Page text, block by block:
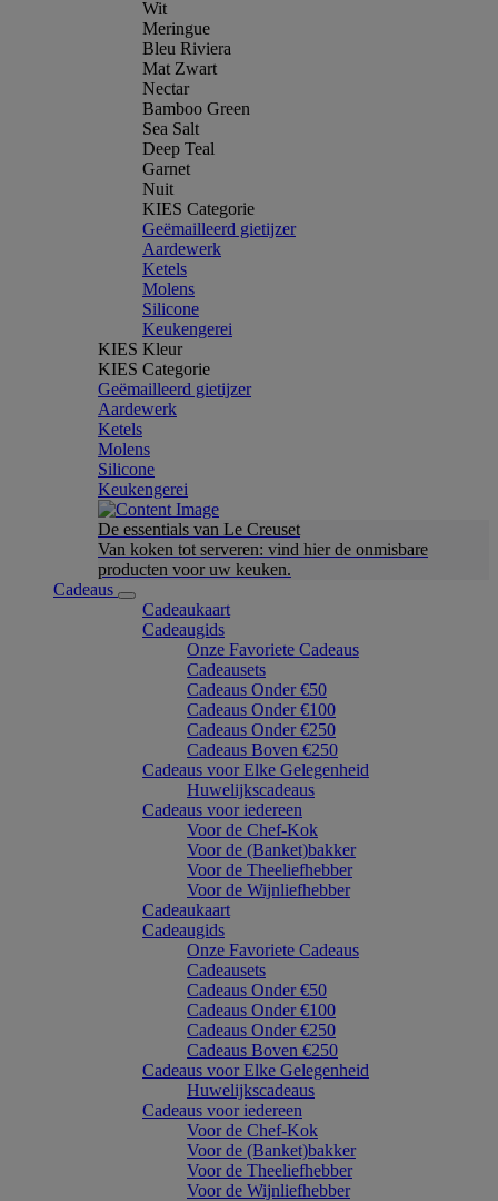
Wit
Meringue
Bleu Riviera
Mat Zwart
Nectar
Bamboo Green
Sea Salt
Deep Teal
Garnet
Nuit
KIES Categorie
Geëmailleerd gietijzer
Aardewerk
Ketels
Molens
Silicone
Keukengerei
KIES Kleur
KIES Categorie
Geëmailleerd gietijzer
Aardewerk
Ketels
Molens
Silicone
Keukengerei
De essentials van Le Creuset
Van koken tot serveren: vind hier de onmisbare
producten voor uw keuken.
Cadeaus
Cadeaukaart
Cadeaugids
Onze Favoriete Cadeaus
Cadeausets
Cadeaus Onder €50
Cadeaus Onder €100
Cadeaus Onder €250
Cadeaus Boven €250
Cadeaus voor Elke Gelegenheid
Huwelijkscadeaus
Cadeaus voor iedereen
Voor de Chef-Kok
Voor de (Banket)bakker
Voor de Theeliefhebber
Voor de Wijnliefhebber
Cadeaukaart
Cadeaugids
Onze Favoriete Cadeaus
Cadeausets
Cadeaus Onder €50
Cadeaus Onder €100
Cadeaus Onder €250
Cadeaus Boven €250
Cadeaus voor Elke Gelegenheid
Huwelijkscadeaus
Cadeaus voor iedereen
Voor de Chef-Kok
Voor de (Banket)bakker
Voor de Theeliefhebber
Voor de Wijnliefhebber